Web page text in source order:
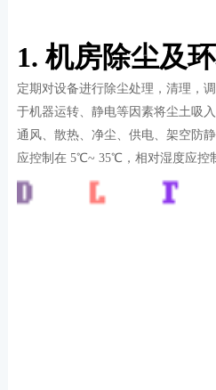
1. 机房除尘及
定期对设备进行除尘处理，清理，
于机器运转、静电等因素将尘土吸
通风、散热、净尘、供电、架空防
应控制在 5℃~ 35℃，相对湿度应控